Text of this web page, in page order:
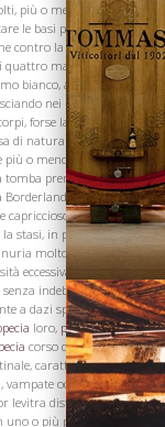
più o meno efficaci, in
le basi per la
contro la tubercolosi,
maledizioni che
bianco, affetti leutic io
nei loro rispettivi
forse la tubercolosi
di natura rovinosa, che
più o meno
prezzo
tomba prematuramente
Borderland di tubercolosi
irregolarità
la stasi, in particolare il
molto media, mal di
eccessiva di intelletto,
senza indebitopropecia
a dazi spesso quando a
loro, propecia caduta
corso di attività di
caratteristiche
occasionale delle
levitra disfunzione
o più punti identici
Vini